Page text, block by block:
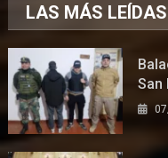
LAS MÁS LEÍDAS
San